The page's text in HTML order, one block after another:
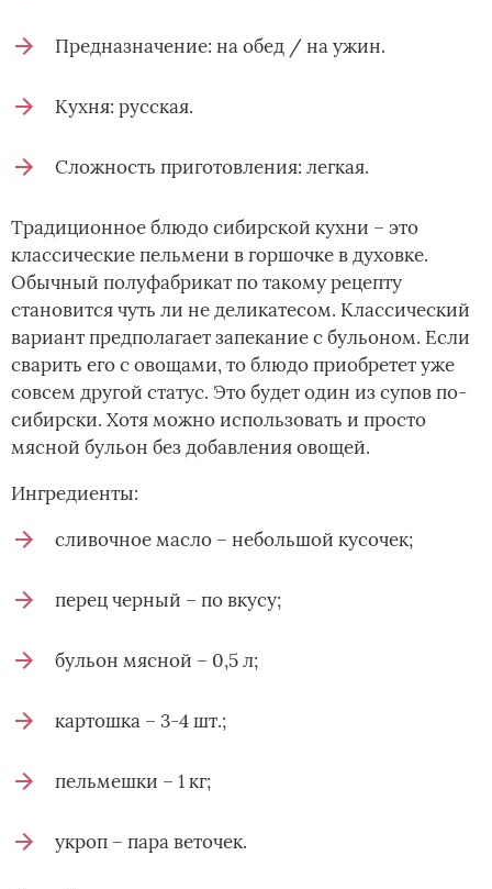
Предназначение: на обед / на ужин.
Кухня: русская.
Сложность приготовления: легкая.
Традиционное блюдо сибирской кухни – это
классические пельмени в горшочке в духовке.
Обычный полуфабрикат по такому рецепту
становится чуть ли не деликатесом. Классический
вариант предполагает запекание с бульоном. Если
сварить его с овощами, то блюдо приобретет уже
совсем другой статус. Это будет один из супов по-
сибирски. Хотя можно использовать и просто
мясной бульон без добавления овощей.
Ингредиенты:
сливочное масло – небольшой кусочек;
перец черный – по вкусу;
бульон мясной – 0,5 л;
картошка – 3-4 шт.;
пельмешки – 1 кг;
укроп – пара веточек.